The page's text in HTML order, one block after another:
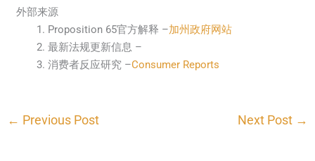
外部来源
Proposition 65官方解释 –加州政府网站
最新法规更新信息 –
消费者反应研究 –Consumer Reports
← Previous Post Next Post →